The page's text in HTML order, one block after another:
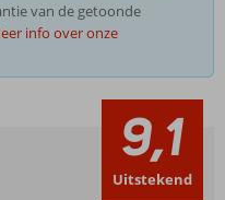
van de getoonde
info over onze
9,1
Uitstekend